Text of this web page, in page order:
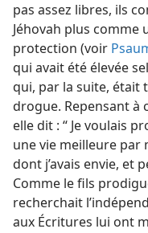
pas assez libres, ils
Jéhovah plus
protection (voir
qui avait été élevée
qui, par la suite, était
drogue. Repensant à
elle dit : “ Je voulais
une vie meilleure par
dont j’avais envie, et
Comme le fils
recherchait
aux Écritures lui ont